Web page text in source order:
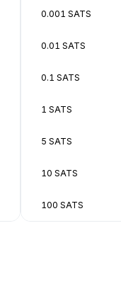
0.001 SATS
0.01 SATS
0.1 SATS
1 SATS
5 SATS
10 SATS
100 SATS